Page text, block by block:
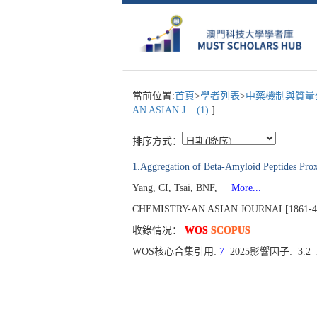
當前位置:首頁>學者列表>中藥機制與質
AN ASIAN J... (1) ]
排序方式：
1.Aggregation of Beta-Amyloid Peptides
Yang, CI, Tsai, BNF,
More...
CHEMISTRY-AN ASIAN JOURNAL[1861-
收錄情况： WOS SCOPUS
WOS核心合集引用: 7 2025影響因子: 3.2